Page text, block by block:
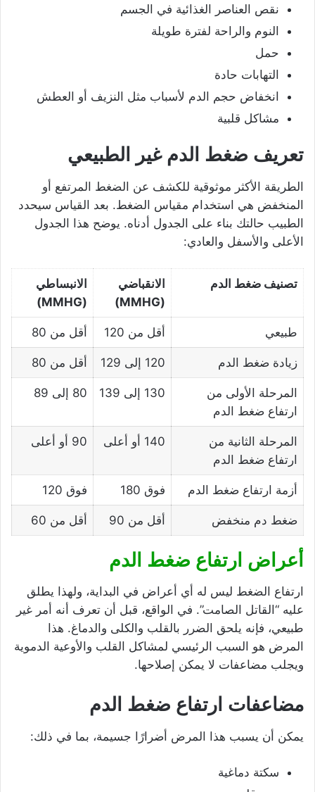
نقص العناصر الغذائية في الجسم
النوم والراحة لفترة طويلة
حمل
التهابات حادة
انخفاض حجم الدم لأسباب مثل النزيف أو العطش
مشاكل قلبية
تعريف ضغط الدم غير الطبيعي
الطريقة الأكثر موثوقية للكشف عن الضغط المرتفع أو
المنخفض هي استخدام مقياس الضغط. بعد القياس سيحدد
الطبيب حالتك بناء على الجدول أدناه. يوضح هذا الجدول
الأعلى والأسفل والعادي:
تصنيف ضغط الدم
الانقباضي
(MMHG)
الانبساطي
(MMHG)
طبيعي أقل من 120 أقل من 80
زيادة ضغط الدم 120 إلى 129 أقل من 80
المرحلة الأولى من
ارتفاع ضغط الدم
130 إلى 139 80 إلى 89
المرحلة الثانية من
ارتفاع ضغط الدم
140 أو أعلى 90 أو أعلى
أزمة ارتفاع ضغط الدم فوق 180 فوق 120
ضغط دم منخفض أقل من 90 أقل من 60
أعراض ارتفاع ضغط الدم
ارتفاع الضغط ليس له أي أعراض في البداية، ولهذا يطلق
عليه “القاتل الصامت”. في الواقع، قبل أن تعرف أنه أمر غير
طبيعي، فإنه يلحق الضرر بالقلب والكلى والدماغ. هذا
المرض هو السبب الرئيسي لمشاكل القلب والأوعية الدموية
ويجلب مضاعفات لا يمكن إصلاحها.
مضاعفات ارتفاع ضغط الدم
يمكن أن يسبب هذا المرض أضرارًا جسيمة، بما في ذلك:
سكتة دماغية